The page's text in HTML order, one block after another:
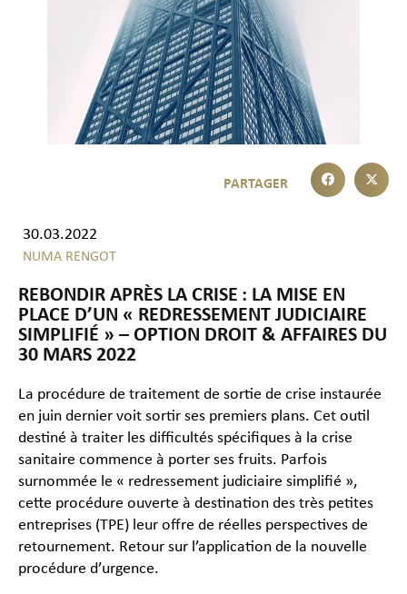
30.03.2022
NUMA RENGOT
REBONDIR APRÈS LA CRISE : LA MISE EN
PLACE D’UN « REDRESSEMENT JUDICIAIRE
SIMPLIFIÉ » – OPTION DROIT & AFFAIRES DU
30 MARS 2022
La procédure de traitement de sortie de crise instaurée
en juin dernier voit sortir ses premiers plans. Cet outil
destiné à traiter les difficultés spécifiques à la crise
sanitaire commence à porter ses fruits. Parfois
surnommée le « redressement judiciaire simplifié »,
cette procédure ouverte à destination des très petites
entreprises (TPE) leur offre de réelles perspectives de
retournement. Retour sur l’application de la nouvelle
procédure d’urgence.